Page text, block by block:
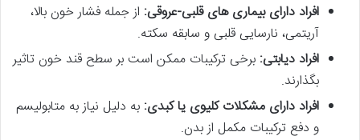
افراد دارای بیماری های قلبی-عروقی: از جمله فشار خون بالا،
آریتمی، نارسایی قلبی و سابقه سکته.
افراد دیابتی: برخی ترکیبات ممکن است بر سطح قند خون تاثیر
بگذارند.
افراد دارای مشکلات کلیوی یا کبدی: به دلیل نیاز به متابولیسم
و دفع ترکیبات مکمل از بدن.